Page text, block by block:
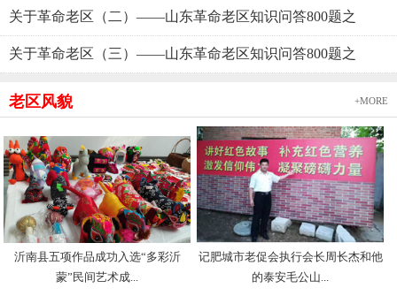
关于革命老区（二）——山东革命老区知识问答800题之
关于革命老区（三）——山东革命老区知识问答800题之
老区风貌 +MORE
沂南县五项作品成功入选“多彩沂
蒙”民间艺术成...
记肥城市老促会执行会长周长杰和他
的泰安毛公山...